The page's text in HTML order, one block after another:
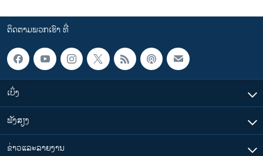
ຕິດຕາມພວກເຮົາ ທີ່
ເບິ່ງ
ຟັງສຽງ
ຂ່າວແລະລາຍງານ